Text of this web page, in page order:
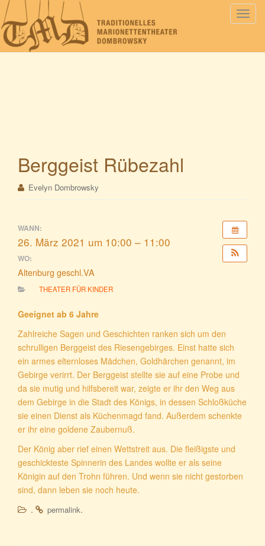
S
o
n
Berggeist Rübezahl
Evelyn Dombrowsky
WANN:
26. März 2021 um 10:00 – 11:00
WO:
Altenburg geschl.VA
THEATER FÜR KINDER
Geeignet ab 6 Jahre
Zahlreiche Sagen und Geschichten ranken sich um den
schrulligen Berggeist des Riesengebirges. Einst hatte sich
ein armes elternloses Mädchen, Goldhärchen genannt, im
Gebirge verirrt. Der Berggeist stellte sie auf eine Probe und
da sie mutig und hilfsbereit war, zeigte er ihr den Weg aus
dem Gebirge in die Stadt des Königs, in dessen Schloßküche
sie einen Dienst als Küchenmagd fand. Außerdem schenkte
er ihr eine goldene Zaubernuß.
Der König aber rief einen Wettstreit aus. Die fleißigste und
geschickteste Spinnerin des Landes wollte er als seine
Königin auf den Trohn führen. Und wenn sie nicht gestorben
sind, dann leben sie noch heute.
.
permalink.